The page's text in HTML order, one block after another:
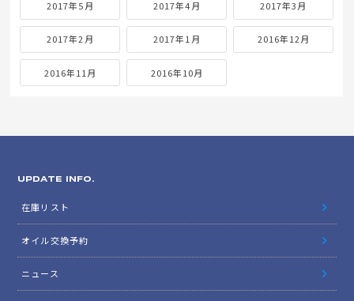
2017年5月 2017年4月 2017年3月
2017年2月 2017年1月 2016年12月
2016年11月 2016年10月
UPDATE INFO.
在庫リスト
オイル交換予約
ニュース